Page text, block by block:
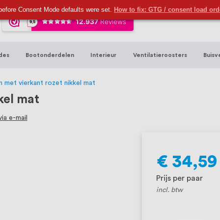
Consent Mode defaults were set. How to fix: GTG / consent load
20 jaar ervaring in RVS producten
en bouwbeslag. In onze webshop
produceren, geheel volgens jouw
we geloven dat een goede relatie
Bootonderdelen Interieur Ventilatieroosters
met vierkant rozet nikkel mat
mat
e-mail
€ 34,59
Prijs per paar
incl. btw